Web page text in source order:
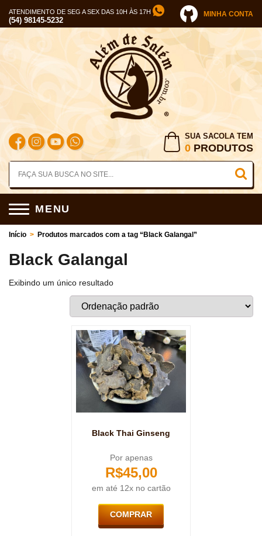
ATENDIMENTO DE SEG A SEX DAS 10H ÀS 17H
(54) 98145-5232
MINHA CONTA
SUA SACOLA TEM
0 PRODUTOS
MENU
Início > Produtos marcados com a tag “Black Galangal”
Black Galangal
Exibindo um único resultado
Black Thai Ginseng
Por apenas
R$45,00
em até 12x no cartão
COMPRAR